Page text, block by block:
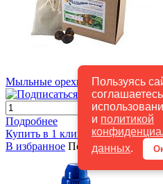
Пользуясь
и политикой
данных.
Мыльные орехи 200 г
Подписаться
Подробнее
Купить в 1 клик
К сравнению
В избранное Под заказ